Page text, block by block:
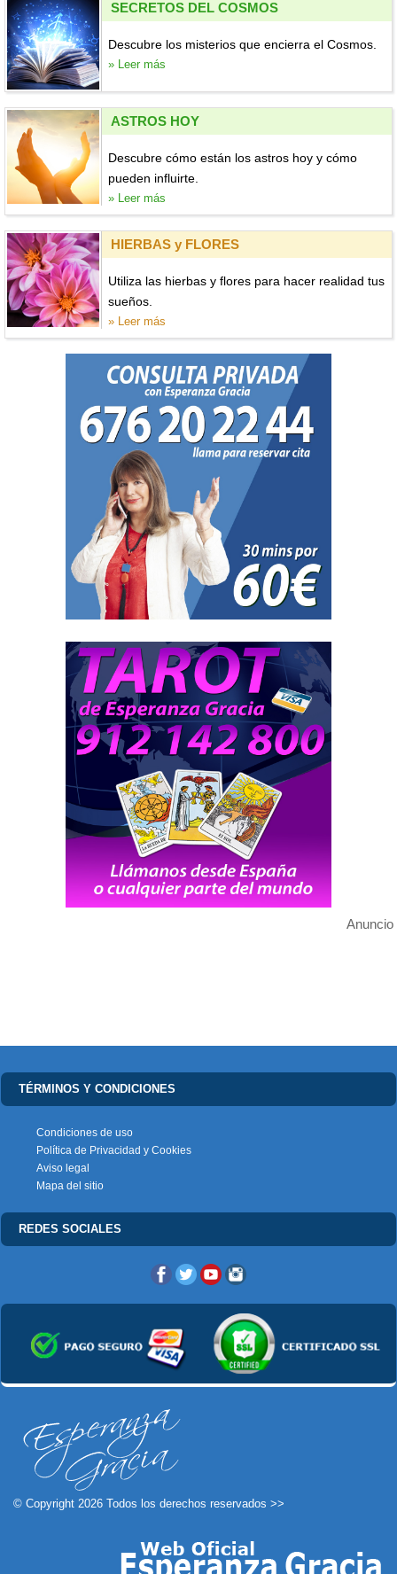
SECRETOS DEL COSMOS
Descubre los misterios que encierra el Cosmos.
» Leer más
ASTROS HOY
Descubre cómo están los astros hoy y cómo
pueden influirte.
» Leer más
HIERBAS y FLORES
Utiliza las hierbas y flores para hacer realidad tus
sueños.
» Leer más
Anuncio
TÉRMINOS Y CONDICIONES
Condiciones de uso
Política de Privacidad y Cookies
Aviso legal
Mapa del sitio
REDES SOCIALES
© Copyright 2026 Todos los derechos reservados >>